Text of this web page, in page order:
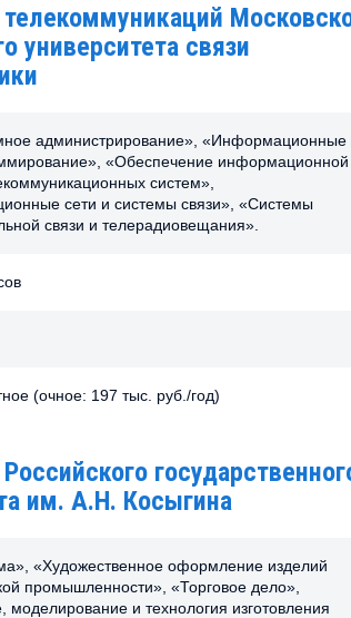
университета связи
администрирование», «Информационные
«Обеспечение информационной
систем»,
сети и системы связи», «Системы
связи и телерадиовещания».
(очное: 197 тыс. руб./год)
им. А.Н. Косыгина
«Художественное оформление изделий
промышленности», «Торговое дело»,
моделирование и технология изготовления